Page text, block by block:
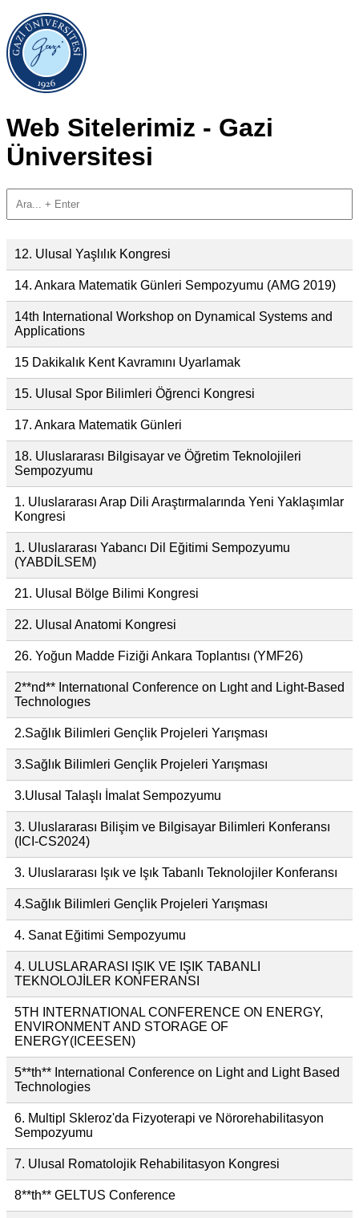
Web Sitelerimiz - Gazi
Üniversitesi
12. Ulusal Yaşlılık Kongresi
14. Ankara Matematik Günleri Sempozyumu (AMG 2019)
14th International Workshop on Dynamical Systems and
Applications
15 Dakikalık Kent Kavramını Uyarlamak
15. Ulusal Spor Bilimleri Öğrenci Kongresi
17. Ankara Matematik Günleri
18. Uluslararası Bilgisayar ve Öğretim Teknolojileri
Sempozyumu
1. Uluslararası Arap Dili Araştırmalarında Yeni Yaklaşımlar
Kongresi
1. Uluslararası Yabancı Dil Eğitimi Sempozyumu
(YABDİLSEM)
21. Ulusal Bölge Bilimi Kongresi
22. Ulusal Anatomi Kongresi
26. Yoğun Madde Fiziği Ankara Toplantısı (YMF26)
2**nd** Internatıonal Conference on Lıght and Light-Based
Technologıes
2.Sağlık Bilimleri Gençlik Projeleri Yarışması
3.Sağlık Bilimleri Gençlik Projeleri Yarışması
3.Ulusal Talaşlı İmalat Sempozyumu
3. Uluslararası Bilişim ve Bilgisayar Bilimleri Konferansı
(ICI-CS2024)
3. Uluslararası Işık ve Işık Tabanlı Teknolojiler Konferansı
4.Sağlık Bilimleri Gençlik Projeleri Yarışması
4. Sanat Eğitimi Sempozyumu
4. ULUSLARARASI IŞIK VE IŞIK TABANLI
TEKNOLOJİLER KONFERANSI
5TH INTERNATIONAL CONFERENCE ON ENERGY,
ENVIRONMENT AND STORAGE OF
ENERGY(ICEESEN)
5**th** International Conference on Light and Light Based
Technologies
6. Multipl Skleroz'da Fizyoterapi ve Nörorehabilitasyon
Sempozyumu
7. Ulusal Romatolojik Rehabilitasyon Kongresi
8**th** GELTUS Conference